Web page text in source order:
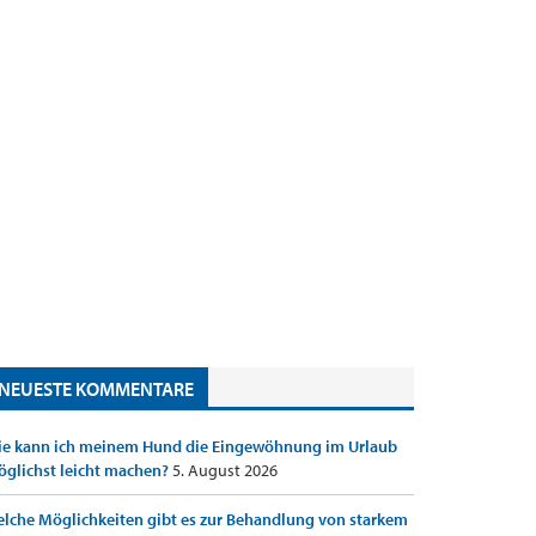
NEUESTE KOMMENTARE
kann ich meinem Hund die Eingewöhnung im Urlaub
leicht machen?5. August 2026
Möglichkeiten gibt es zur Behandlung von starkem